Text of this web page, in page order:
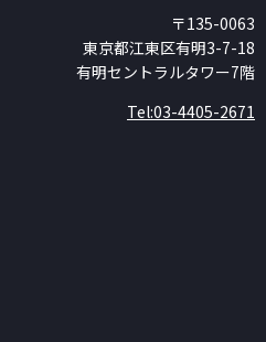
〒135-0063
東京都江東区有明3-7-18
有明セントラルタワー7階
Tel:03-4405-2671